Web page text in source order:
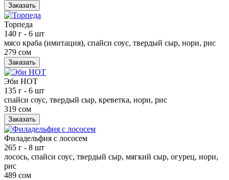
Заказать
Торпеда
140 г - 6 шт
мясо краба (имитация), спайси соус, твердый сыр, нори, рис
279 сом
Заказать
Эби НОТ
135 г - 6 шт
спайси соус, твердый сыр, креветка, нори, рис
319 сом
Заказать
Филадельфия с лососем
265 г - 8 шт
лосось, спайси соус, твердый сыр, мягкий сыр, огурец, нори,
рис
489 сом